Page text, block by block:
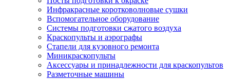
Инфракрасные коротковолновые сушки
Вспомогательное оборудование
Системы подготовки сжатого воздуха
Краскопульты и аэрографы
Стапели для кузовного ремонта
Миникраскопульты
Аксессуары и принадлежности для краскопультов
Разметочные машины